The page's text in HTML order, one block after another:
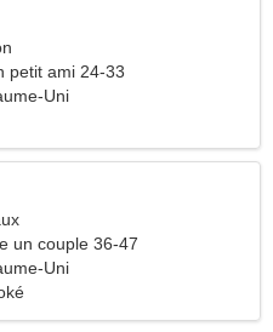
petit ami 24-33
Uni
un couple 36-47
Uni